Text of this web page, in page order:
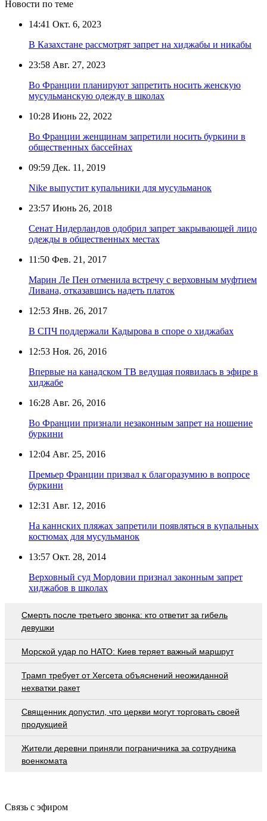
Новости по теме
14:41 Окт. 6, 2023
В Казахстане рассмотрят запрет на хиджабы и никабы
23:58 Авг. 27, 2023
Во Франции планируют запретить носить женскую
мусульманскую одежду в школах
10:28 Июнь 22, 2022
Во Франции женщинам запретили носить буркини в
общественных бассейнах
09:59 Дек. 11, 2019
Nike выпустит купальники для мусульманок
23:57 Июнь 26, 2018
Сенат Нидерландов одобрил запрет закрывающей лицо
одежды в общественных местах
11:50 Фев. 21, 2017
Марин Ле Пен отменила встречу с верховным муфтием
Ливана, отказавшись надеть платок
12:53 Янв. 26, 2017
В СПЧ поддержали Кадырова в споре о хиджабах
12:53 Ноя. 26, 2016
Впервые на канадском ТВ ведущая появилась в эфире в
хиджабе
16:28 Авг. 26, 2016
Во Франции признали незаконным запрет на ношение
буркини
12:04 Авг. 25, 2016
Премьер Франции призвал к благоразумию в вопросе
буркини
12:31 Авг. 12, 2016
На каннских пляжах запретили появляться в купальных
костюмах для мусульманок
13:57 Окт. 28, 2014
Верховный суд Мордовии признал законным запрет
хиджабов в школах
Смерть после третьего звонка: кто ответит за гибель
девушки
Морской удар по НАТО: Киев теряет важный маршрут
Трамп требует от Хегсета объяснений неожиданной
нехватки ракет
Священник допустил, что церкви могут торговать своей
продукцией
Жители деревни приняли пограничника за сотрудника
военкомата
Связь с эфиром